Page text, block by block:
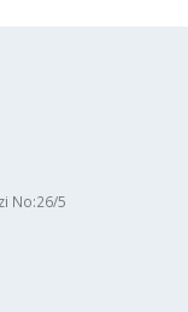
No:26/5